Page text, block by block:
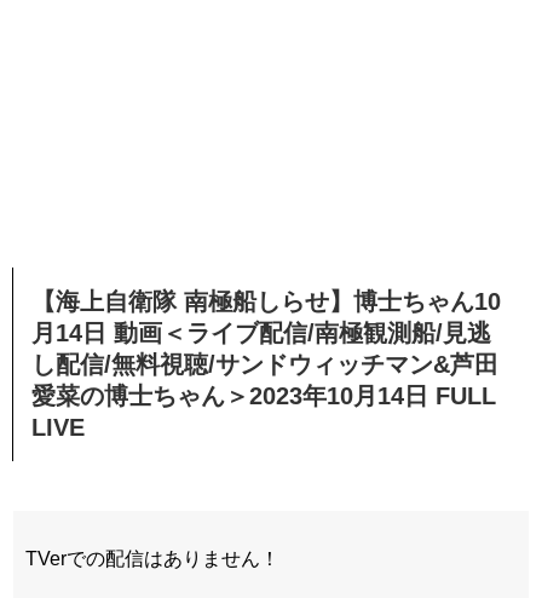
【海上自衛隊 南極船しらせ】博士ちゃん10
月14日 動画＜ライブ配信/南極観測船/見逃
し配信/無料視聴/サンドウィッチマン&芦田
愛菜の博士ちゃん＞2023年10月14日 FULL
LIVE
TVerでの配信はありません！